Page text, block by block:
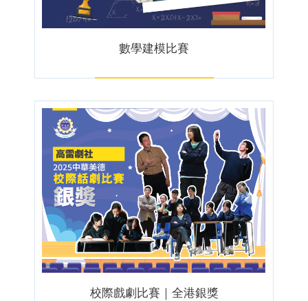
數學建模比賽
校際戲劇比賽｜全港銀獎